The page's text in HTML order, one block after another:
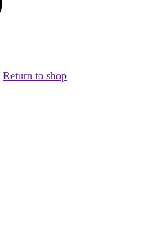
Return to shop